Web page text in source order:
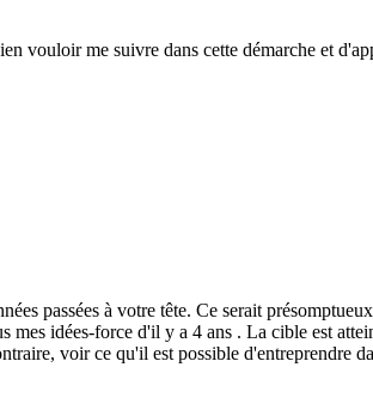
vouloir me suivre dans cette démarche et
passées à votre tête. Ce serait
idées-force d'il y a 4 ans . La cible est
voir ce qu'il est possible d'entreprendre